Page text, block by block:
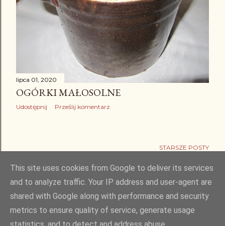
lipca 01, 2020
OGÓRKI MAŁOSOLNE
Udostępnij Prześlij komentarz
STARSZE POSTY
Obsługiwane przez usługę Blogger
This site uses cookies from Google to deliver its services
and to analyze traffic. Your IP address and user-agent are
shared with Google along with performance and security
metrics to ensure quality of service, generate usage